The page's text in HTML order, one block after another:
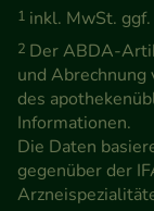
1 inkl. MwSt. ggf.
2 Der ABDA-
und
des
Informationen.
Die Daten
gegenüber der